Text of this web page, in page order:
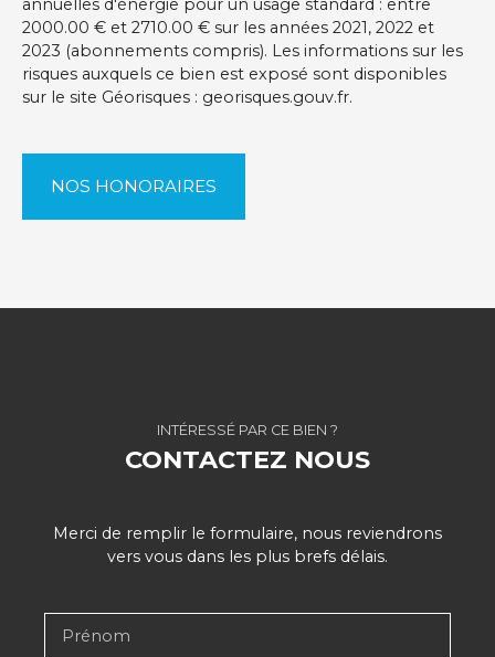
annuelles d'énergie pour un usage standard : entre
2000.00 € et 2710.00 € sur les années 2021, 2022 et
2023 (abonnements compris). Les informations sur les
risques auxquels ce bien est exposé sont disponibles
sur le site Géorisques : georisques.gouv.fr.
NOS HONORAIRES
INTÉRESSÉ PAR CE BIEN ?
CONTACTEZ NOUS
Merci de remplir le formulaire, nous reviendrons
vers vous dans les plus brefs délais.
Prénom